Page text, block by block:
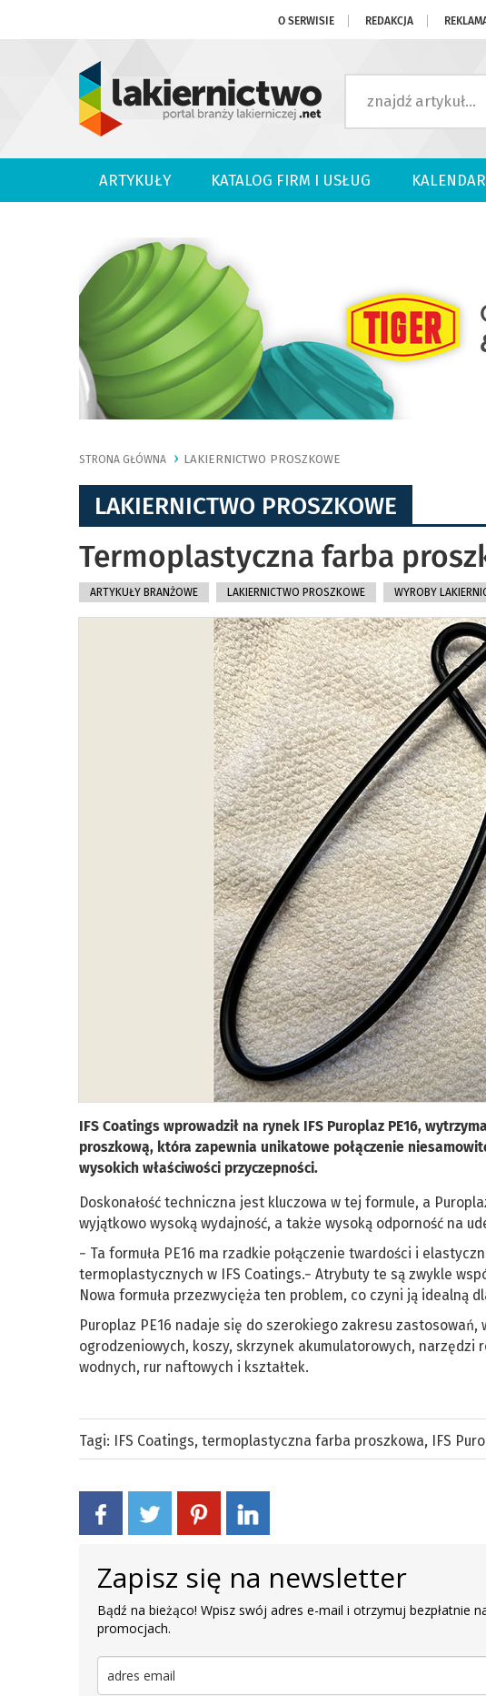
O SERWISIE REDAKCJA
ARTYKUŁY KATALOG FIRM I USŁUG
STRONA GŁÓWNA LAKIERNICTWO PROSZKOWE
LAKIERNICTWO PROSZKOWE
Termoplastyczna farba
ARTYKUŁY BRANŻOWE LAKIERNICTWO PROSZKOWE WYROBY
IFS Coatings wprowadził na rynek IFS Puroplaz PE16,
proszkową, która zapewnia unikatowe połączenie
wysokich właściwości przyczepności.
Doskonałość techniczna jest kluczowa w tej formule, a
wyjątkowo wysoką wydajność, a także wysoką odporność na
− Ta formuła PE16 ma rzadkie połączenie twardości i
termoplastycznych w IFS Coatings.− Atrybuty te są zwykle
Nowa formuła przezwycięża ten problem, co czyni ją idealną
Puroplaz PE16 nadaje się do szerokiego zakresu
ogrodzeniowych, koszy, skrzynek akumulatorowych, narzędzi
wodnych, rur naftowych i kształtek.
Tagi: IFS Coatings, termoplastyczna farba proszkowa, IFS
Zapisz się na newsletter
Bądź na bieżąco! Wpisz swój adres e-mail i otrzymuj bezpłatnie
promocjach.